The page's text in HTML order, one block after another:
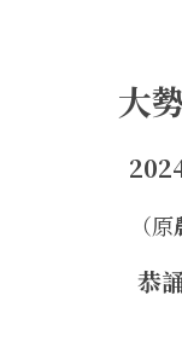
．刺
．中
．聽
大
（原
恭